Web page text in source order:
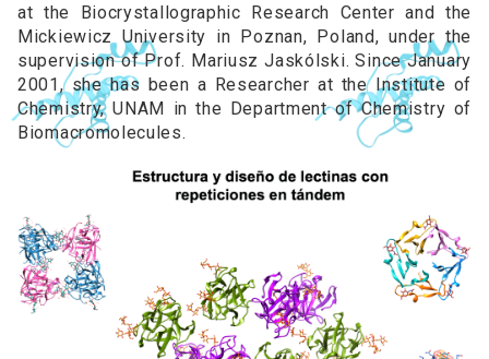
at the Biocrystallographic Research Center and the
Mickiewicz University in Poznan, Poland, under the
supervision of Prof. Mariusz Jaskólski. Since January
2001, she has been a Researcher at the Institute of
Chemistry, UNAM in the Department of Chemistry of
Biomacromolecules.